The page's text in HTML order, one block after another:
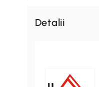
Detalii